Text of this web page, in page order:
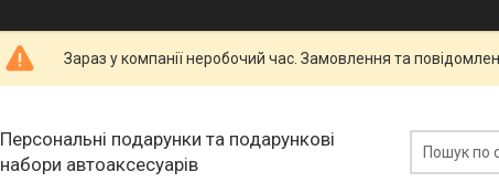
Зараз у компанії неробочий час. Замовлення та
Персональні подарунки та подарункові
набори автоаксесуарів